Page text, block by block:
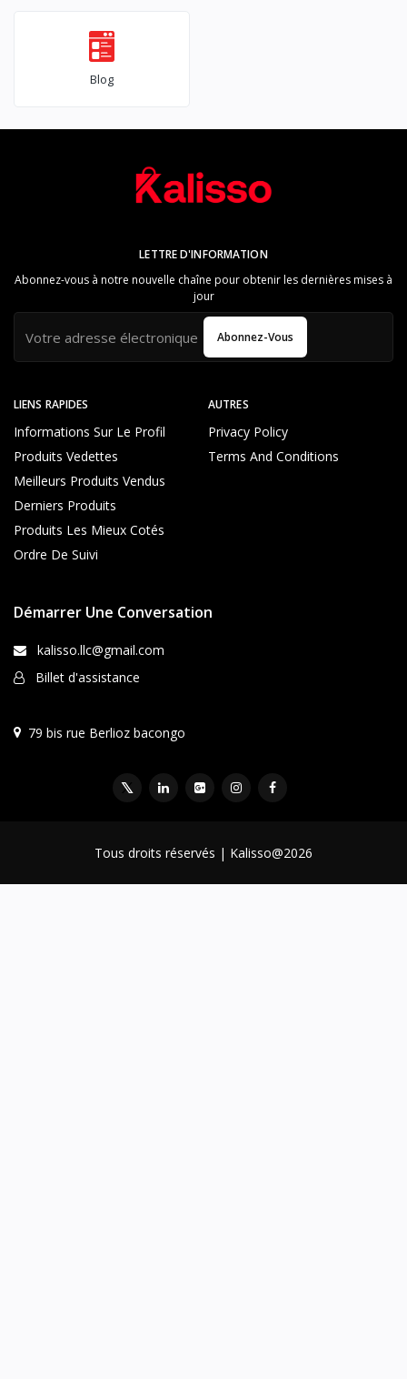
Blog
LIENS RAPIDES
Informations Sur Le Profil
Produits Vedettes
Meilleurs Produits Vendus
Derniers Produits
Produits Les Mieux Cotés
Ordre De Suivi
AUTRES
Privacy Policy
Terms And Conditions
LETTRE D'INFORMATION
Abonnez-vous à notre nouvelle chaîne pour obtenir les dernières mises à
jour
Abonnez-Vous
Démarrer Une Conversation
kalisso.llc@gmail.com
Billet d'assistance
79 bis rue Berlioz bacongo
Tous droits réservés | Kalisso@2026